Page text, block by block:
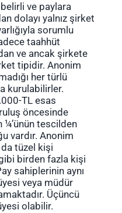
ve paylara
dolayı yalnız şirket
sorumlu
taahhüt
ve ancak şirkete
tipidir. Anonim
her türlü
kurulabilirler.
TL esas
öncesinde
¼’ünün tescilden
vardır. Anonim
tüzel kişi
birden fazla kişi
sahiplerinin aynı
veya müdür
Üçüncü
olabilir.